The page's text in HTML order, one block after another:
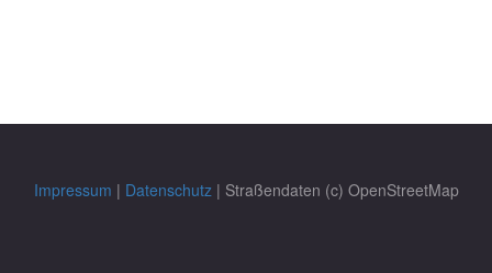
Impressum | Datenschutz| Straßendaten (c) OpenStreetMap